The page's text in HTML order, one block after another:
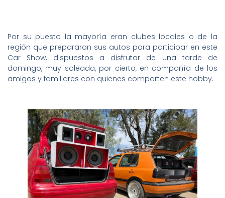
Por su puesto la mayoría eran clubes locales o de la
región que prepararon sus autos para participar en este
Car Show, dispuestos a disfrutar de una tarde de
domingo, muy soleada, por cierto, en compañía de los
amigos y familiares con quienes comparten este hobby.